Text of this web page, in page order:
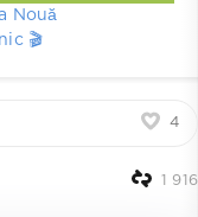
Nouă
🎬
4
1 916